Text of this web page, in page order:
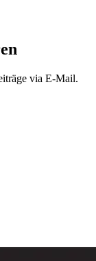
via E-Mail.